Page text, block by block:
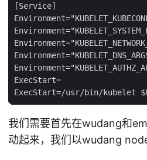
[Service]
ExecStart=
我们需要首先在wudang和
动起来，我们以wudang node